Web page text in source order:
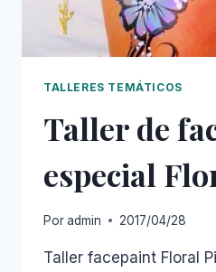
TALLERES TEMÁTICOS
Taller de
especial
Poradmin 2017/04/28
Taller facepaint Floral